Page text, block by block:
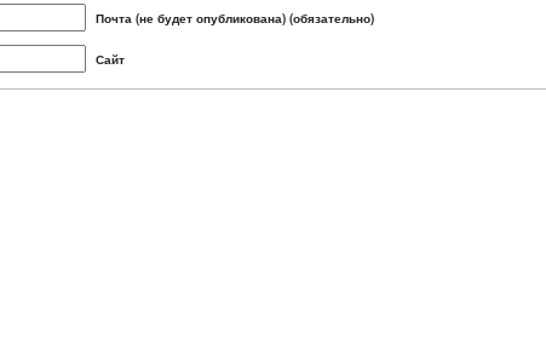
Почта (не будет опубликована) (обязательно)
Сайт